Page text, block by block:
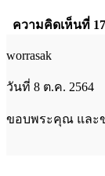
ความคิดเห็นที่ 17
worrasak
วันที่ 8 ต.ค. 2564
ขอบพระคุณ และ